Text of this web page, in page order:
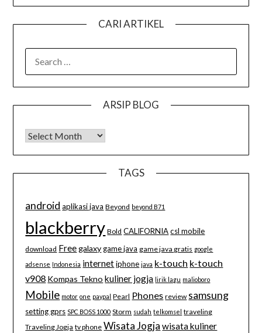
CARI ARTIKEL
ARSIP BLOG
Arsip Blog
TAGS
android aplikasi java Beyond beyond B71
blackberry Bold CALIFORNIA csl mobile
download Free galaxy game java game java gratis google
adsense Indonesia internet iphone java k-touch k-touch
v908 Kompas Tekno kuliner jogja lirik lagu malioboro
Mobile motor one paypal Pearl Phones review samsung
setting gprs SPC BOSS 1000 Storm sudah telkomsel traveling
Traveling Jogja tv phone Wisata Jogja wisata kuliner